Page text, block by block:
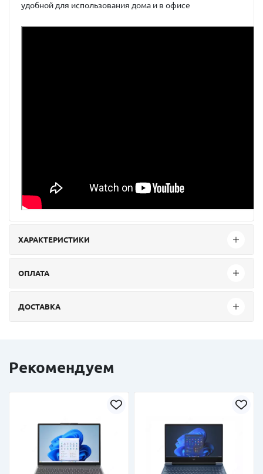
удобной для использования дома и в офисе
ХАРАКТЕРИСТИКИ
ОПЛАТА
ДОСТАВКА
Рекомендуем